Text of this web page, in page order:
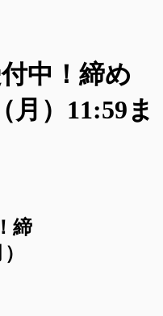
中！締め
月）11:59ま
締